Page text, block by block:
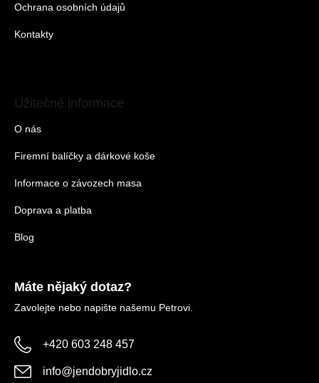
Ochrana osobních údajů
Kontakty
Užitečné informace
O nás
Firemní balíčky a dárkové koše
Informace o závozech masa
Doprava a platba
Blog
Máte nějaký dotaz?
Zavolejte nebo napište našemu Petrovi.
+420 603 248 457
info@jendobryjidlo.cz